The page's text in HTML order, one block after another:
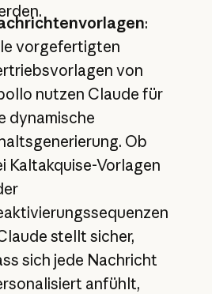
:
vorgefertigten
von
nutzen Claude für
dynamische
Ob
Kaltakquise-Vorlagen
stellt sicher,
sich jede Nachricht
anfühlt,